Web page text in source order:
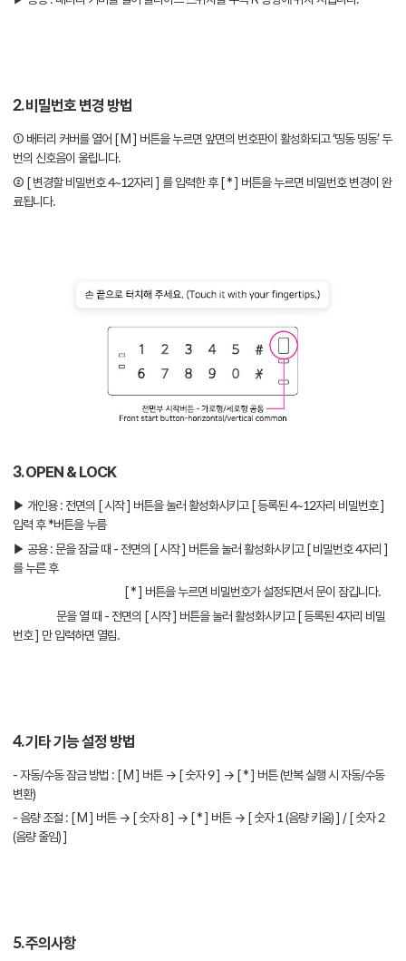
2. 비밀번호 변경 방법
① 배터리 커버를 열어 [ M ] 버튼을 누르면 앞면의 번호판이 활성화되고 ‘띵동 띵동’ 두
번의 신호음이 울립니다.
② [ 변경할 비밀번호 4~12자리 ] 를 입력한 후 [ * ] 버튼을 누르면 비밀번호 변경이 완
료됩니다.
3. OPEN & LOCK
▶ 개인용 : 전면의 [ 시작 ] 버튼을 눌러 활성화시키고 [ 등록된 4~12자리 비밀번호 ]
입력 후 *버튼을 누름
▶ 공용 : 문을 잠글 때 - 전면의 [ 시작 ] 버튼을 눌러 활성화시키고 [ 비밀번호 4자리 ]
를 누른 후
[ * ] 버튼을 누르면 비밀번호가 설정되면서 문이 잠깁니다.
문을 열 때 - 전면의 [ 시작 ] 버튼을 눌러 활성화시키고 [ 등록된 4자리 비밀
번호 ] 만 입력하면 열림.
4. 기타 기능 설정 방법
- 자동/수동 잠금 방법 : [ M ] 버튼 → [ 숫자 9 ] → [ * ] 버튼 (반복 실행 시 자동/수동
변환)
- 음량 조절 : [ M ] 버튼 → [ 숫자 8 ] → [ * ] 버튼 → [ 숫자 1 (음량 키움) ] / [ 숫자 2
(음량 줄임) ]
5. 주의사항